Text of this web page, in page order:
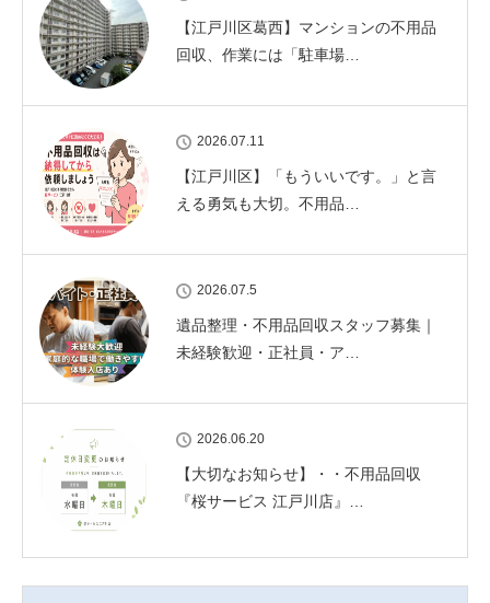
【江戸川区葛西】マンションの不用品
回収、作業には「駐車場…
2026.07.11
【江戸川区】「もういいです。」と言
える勇気も大切。不用品…
2026.07.5
遺品整理・不用品回収スタッフ募集｜
未経験歓迎・正社員・ア…
2026.06.20
【大切なお知らせ】・・不用品回収
『桜サービス 江戸川店』…